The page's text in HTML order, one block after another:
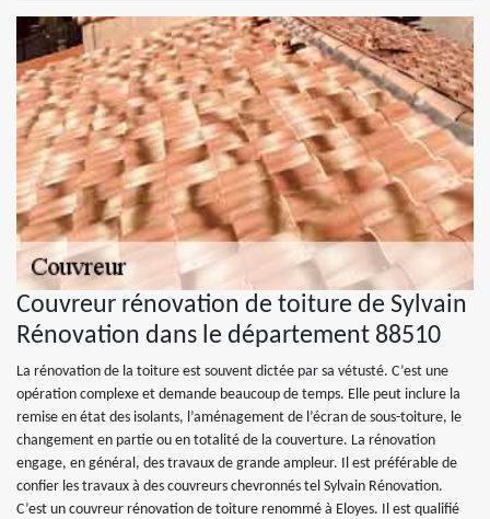
Couvreur rénovation de toiture de Sylvain
Rénovation dans le département 88510
La rénovation de la toiture est souvent dictée par sa vétusté. C’est une
opération complexe et demande beaucoup de temps. Elle peut inclure la
remise en état des isolants, l’aménagement de l’écran de sous-toiture, le
changement en partie ou en totalité de la couverture. La rénovation
engage, en général, des travaux de grande ampleur. Il est préférable de
confier les travaux à des couvreurs chevronnés tel Sylvain Rénovation.
C’est un couvreur rénovation de toiture renommé à Eloyes. Il est qualifié